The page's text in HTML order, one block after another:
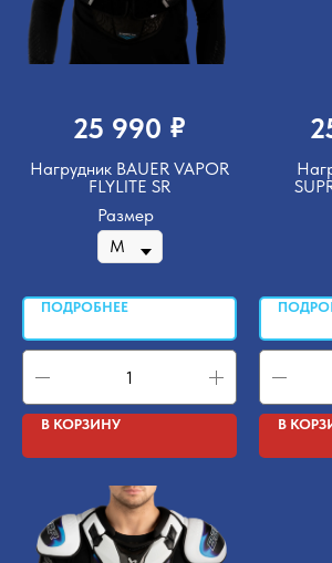
25 990 ₽
Нагрудник BAUER VAPOR
FLYLITE SR
Размер
ПОДРОБНЕЕ
В КОРЗИНУ В